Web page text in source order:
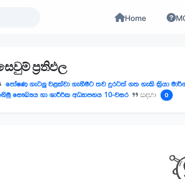
Home
ප්‍රතිඵල
පෝෂණ ගැටලු වළක්වා ගැනීමට තව දුරටත් ගත හැකි ක්‍රියා
සෞඛ්‍යය හා ශාරීරික අධ්‍යාපනය 10-වසර
සඳහා 0